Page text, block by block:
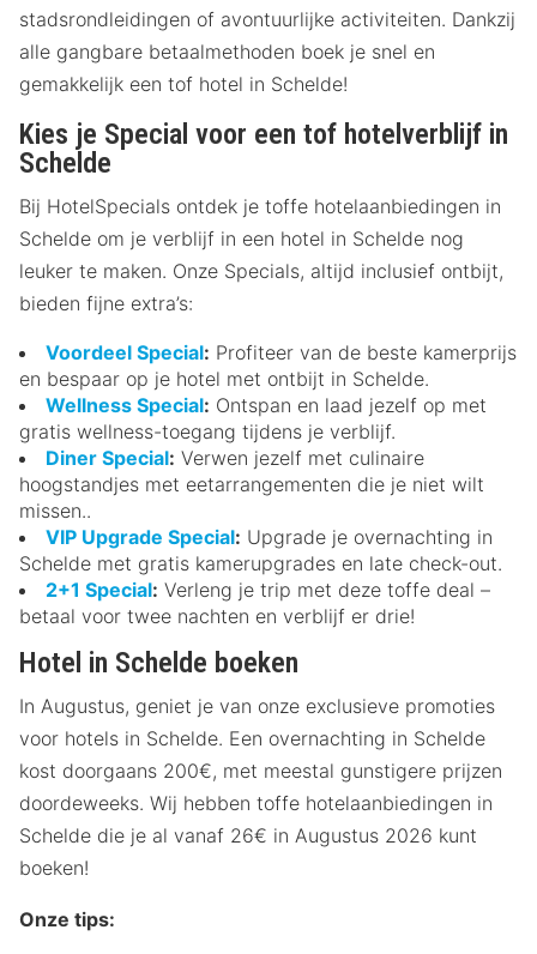
stadsrondleidingen of avontuurlijke activiteiten. Dankzij
alle gangbare betaalmethoden boek je snel en
gemakkelijk een tof hotel in Schelde!
Kies je Special voor een tof hotelverblijf in
Schelde
Bij HotelSpecials ontdek je toffe hotelaanbiedingen in
Schelde om je verblijf in een hotel in Schelde nog
leuker te maken. Onze Specials, altijd inclusief ontbijt,
bieden fijne extra’s:
Voordeel Special: Profiteer van de beste kamerprijs
en bespaar op je hotel met ontbijt in Schelde.
Wellness Special: Ontspan en laad jezelf op met
gratis wellness-toegang tijdens je verblijf.
Diner Special: Verwen jezelf met culinaire
hoogstandjes met eetarrangementen die je niet wilt
missen..
VIP Upgrade Special: Upgrade je overnachting in
Schelde met gratis kamerupgrades en late check-out.
2+1 Special: Verleng je trip met deze toffe deal –
betaal voor twee nachten en verblijf er drie!
Hotel in Schelde boeken
In Augustus, geniet je van onze exclusieve promoties
voor hotels in Schelde. Een overnachting in Schelde
kost doorgaans 200€, met meestal gunstigere prijzen
doordeweeks. Wij hebben toffe hotelaanbiedingen in
Schelde die je al vanaf 26€ in Augustus 2026 kunt
boeken!
Onze tips: